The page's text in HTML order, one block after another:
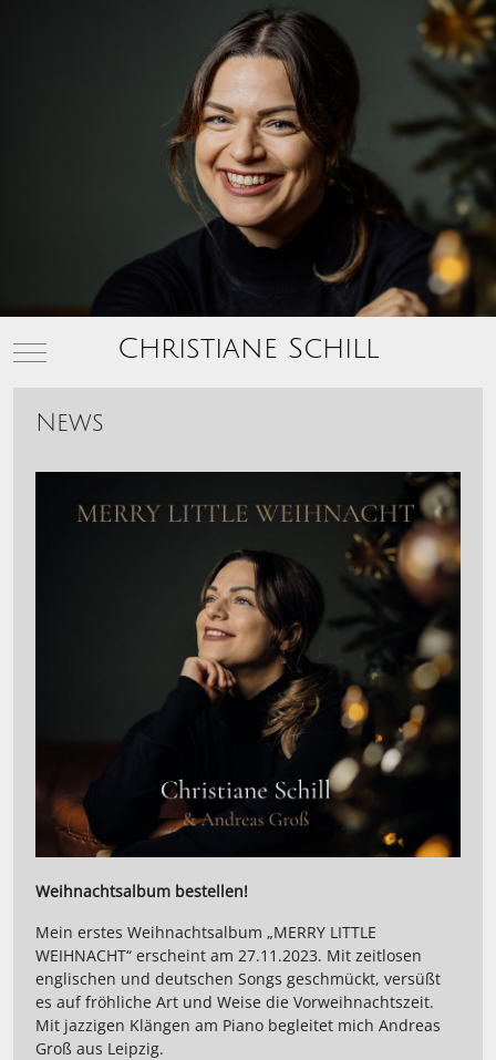
Mobile Menu ToggleChristiane Schill
News
Weihnachtsalbum bestellen!
Mein erstes Weihnachtsalbum „MERRY LITTLE
WEIHNACHT“ erscheint am 27.11.2023. Mit zeitlosen
englischen und deutschen Songs geschmückt, versüßt
es auf fröhliche Art und Weise die Vorweihnachtszeit.
Mit jazzigen Klängen am Piano begleitet mich Andreas
Groß aus Leipzig.